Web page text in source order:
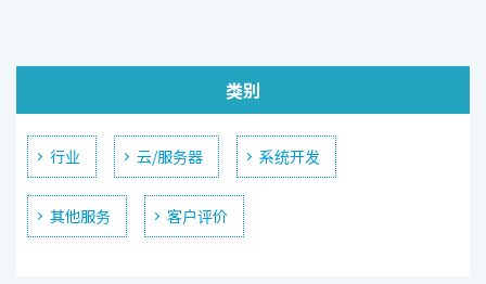
类别
行业 云/服务器 系统开发
其他服务 客户评价